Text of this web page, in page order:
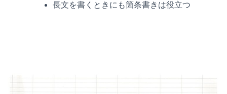
長文を書くときにも箇条書きは役立つ